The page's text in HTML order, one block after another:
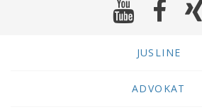
JUSLINE
ADVOKAT